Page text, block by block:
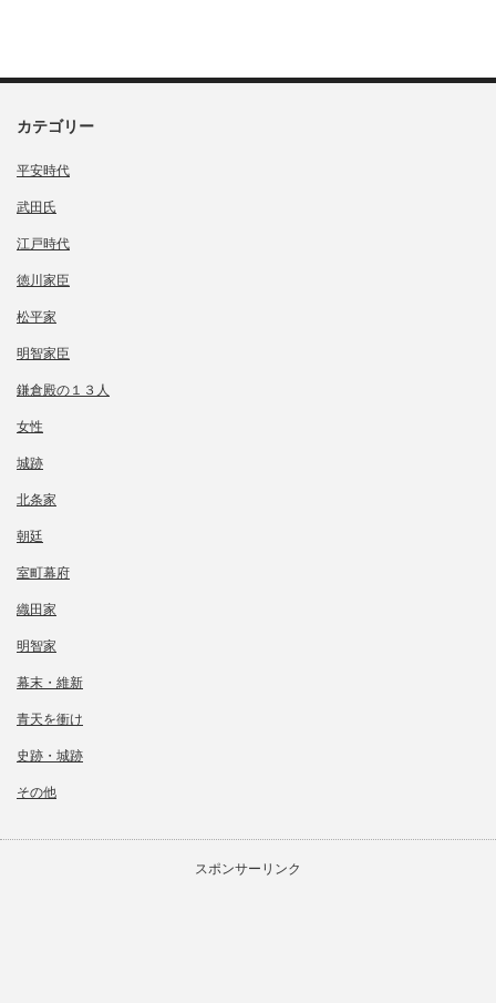
カテゴリー
平安時代
武田氏
江戸時代
徳川家臣
松平家
明智家臣
鎌倉殿の１３人
女性
城跡
北条家
朝廷
室町幕府
織田家
明智家
幕末・維新
青天を衝け
史跡・城跡
その他
スポンサーリンク